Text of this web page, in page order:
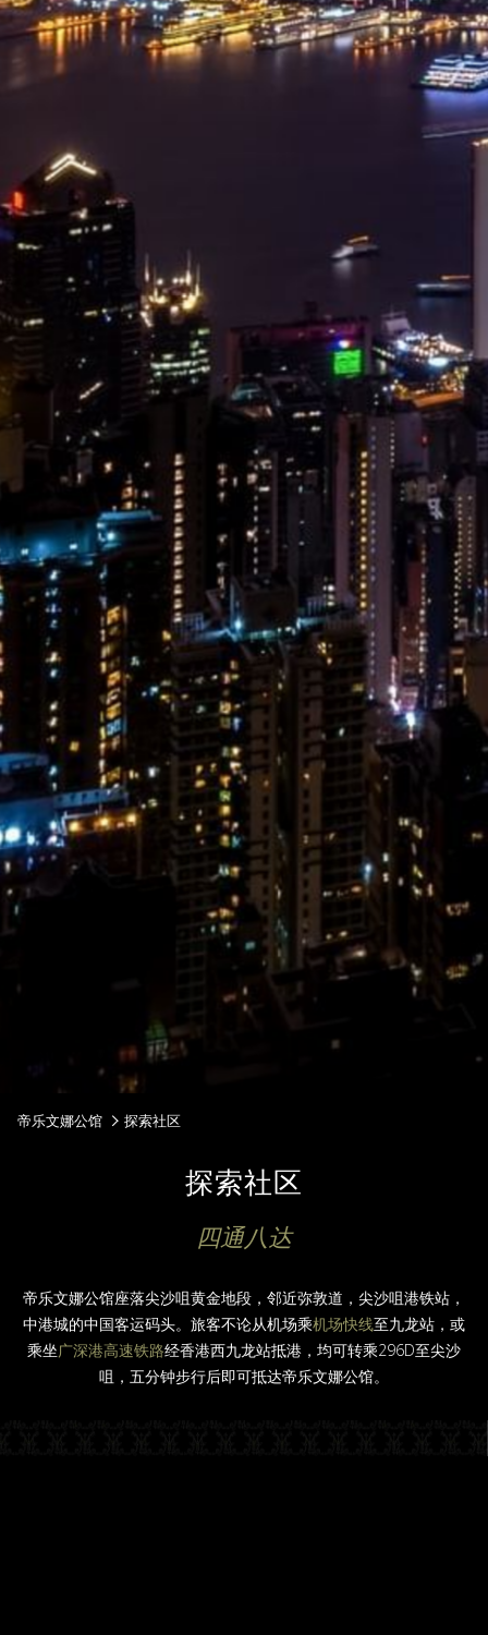
帝乐文娜公馆 探索社区
探索社区
四通八达
帝乐文娜公馆座落尖沙咀黄金地段，邻近弥敦道，尖沙咀港铁站，
中港城的中国客运码头。旅客不论从机场乘机场快线至九龙站，或
乘坐广深港高速铁路经香港西九龙站抵港，均可转乘296D至尖沙
咀，五分钟步行后即可抵达帝乐文娜公馆。